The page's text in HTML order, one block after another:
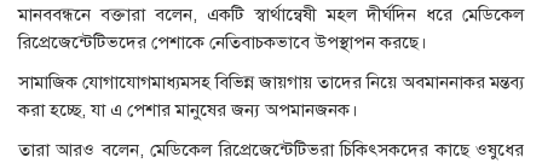
মানববন্ধনে বক্তারা বলেন, একটি স্বার্থান্বেষী মহল দীর্ঘদিন ধরে মেডিকেল
রিপ্রেজেন্টেটিভদের পেশাকে নেতিবাচকভাবে উপস্থাপন করছে।
সামাজিক যোগাযোগমাধ্যমসহ বিভিন্ন জায়গায় তাদের নিয়ে অবমাননাকর মন্তব্য
করা হচ্ছে, যা এ পেশার মানুষের জন্য অপমানজনক।
তারা আরও বলেন, মেডিকেল রিপ্রেজেন্টেটিভরা চিকিৎসকদের কাছে ওষুধের